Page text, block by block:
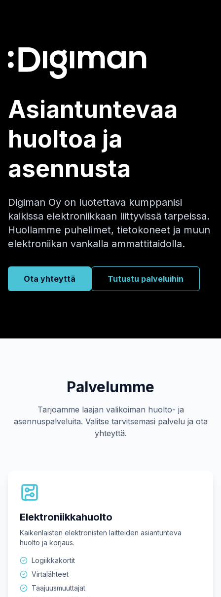
Asiantuntevaa
huoltoa ja
asennusta
Digiman Oy on luotettava kumppanisi
kaikissa elektroniikkaan liittyvissä tarpeissa.
Huollamme puhelimet, tietokoneet ja muun
elektroniikan vankalla ammattitaidolla.
Ota yhteyttä Tutustu palveluihin
Palvelumme
Tarjoamme laajan valikoiman huolto- ja
asennuspalveluita. Valitse tarvitsemasi palvelu ja ota
yhteyttä.
Elektroniikkahuolto
Kaikenlaisten elektronisten laitteiden asiantunteva
huolto ja korjaus.
Logiikkakortit
Virtalähteet
Taajuusmuuttajat